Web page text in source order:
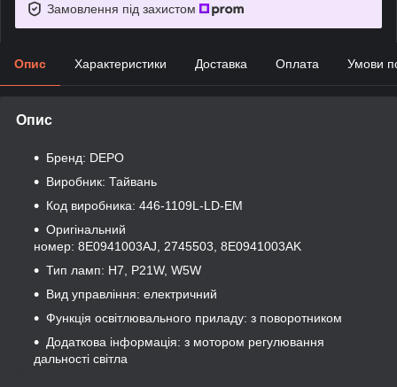
Замовлення під захистом
Опис Характеристики Доставка Оплата Умови
Опис
Бренд: DEPO
Виробник: Тайвань
Код виробника: 446-1109L-LD-EM
Оригінальний
номер: 8E0941003AJ, 2745503, 8E0941003AK
Тип ламп: H7, P21W, W5W
Вид управління: електричний
Функція освітлювального приладу: з поворотником
Додаткова інформація: з мотором регулювання
дальності світла